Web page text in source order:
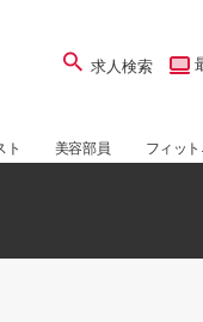
求人検索
ト 美容部員 フィッ